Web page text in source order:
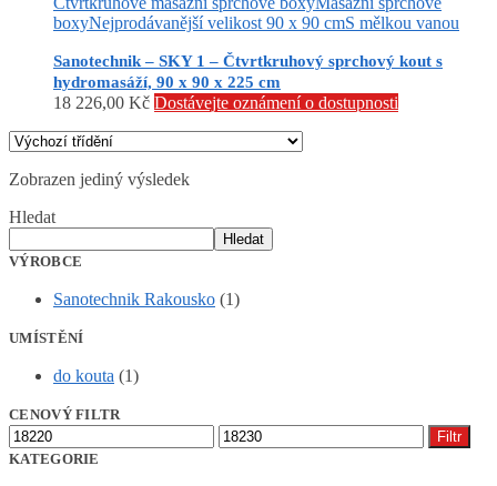
boxyNejprodávanější velikost 90 x 90 cmS mělkou vanou
Sanotechnik – SKY 1 – Čtvrtkruhový sprchový kout s
hydromasáží, 90 x 90 x 225 cm
18 226,00 Kč Dostávejte oznámení o dostupnosti
Zobrazen jediný výsledek
Hledat
Hledat
VÝROBCE
Sanotechnik Rakousko (1)
UMÍSTĚNÍ
do kouta (1)
CENOVÝ FILTR
Minimální
cena
Maximální
cena
Filtr
KATEGORIE